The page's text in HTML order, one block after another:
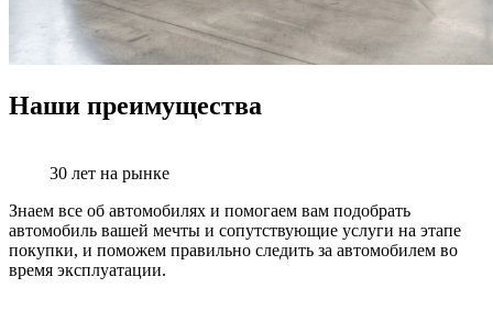
Наши преимущества
30 лет на рынке
Знаем все об автомобилях и помогаем вам подобрать
автомобиль вашей мечты и сопутствующие услуги на этапе
покупки, и поможем правильно следить за автомобилем во
время эксплуатации.